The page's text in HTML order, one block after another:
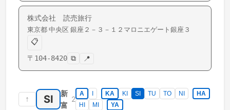
株式会社 読売旅行
東京都 中央区 銀座 ２－３－１２マロニエゲート銀座３
📋
〒 104-8420 ⧉ 📍
↑ SI
新
富
2
A KA KI SI TU TO NI
HA
HI
MI YA